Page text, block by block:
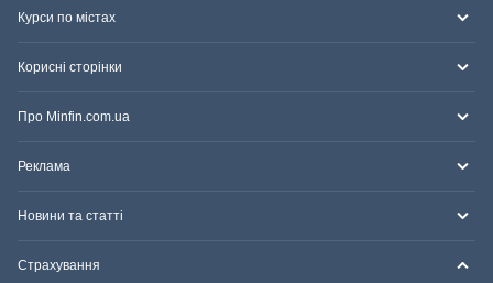
Курси по містах
Корисні сторінки
Про Minfin.com.ua
Реклама
Новини та статті
Страхування